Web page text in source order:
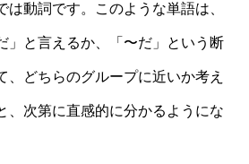
は動詞です。このような単語は、
」と言えるか、「〜だ」という断
、どちらのグループに近いか考え
、次第に直感的に分かるようにな